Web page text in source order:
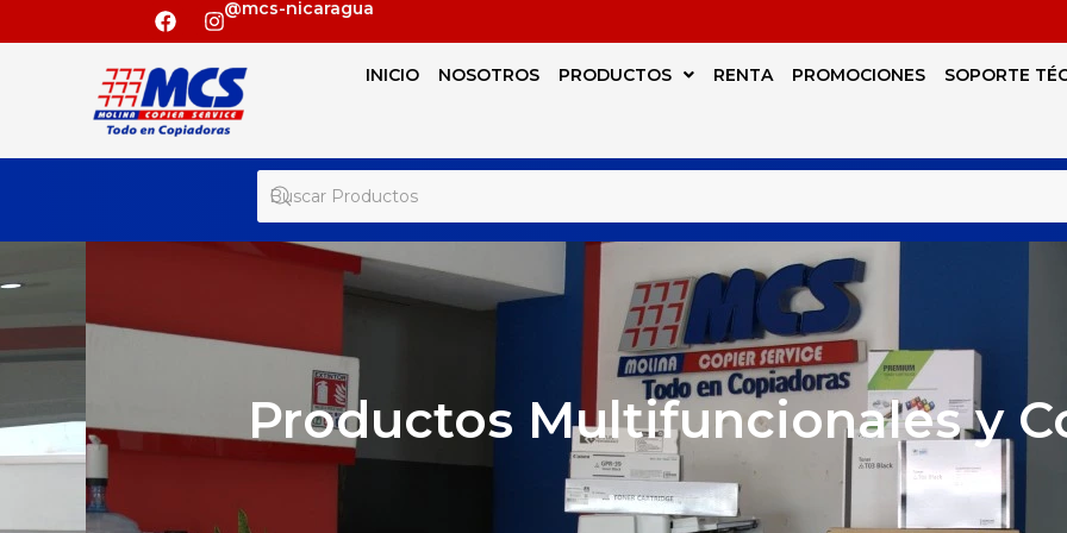
@mcs-nicaragua
INICIO NOSOTROS PRODUCTOS RENTA PROMOCIONES SOPORTE
Productos Multifuncionales y